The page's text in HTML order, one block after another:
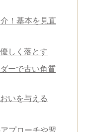
！基本を見直
しく落とす
ーで古い角質
いを与える
プローチや習